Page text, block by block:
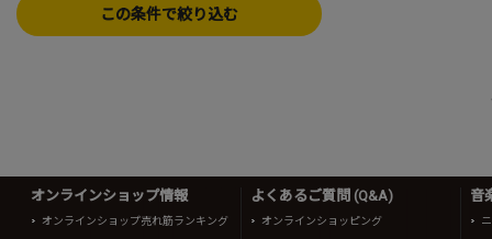
この条件で絞り込む
オンラインショップ情報
オンラインショップ売れ筋ランキング
よくあるご質問 (Q&A)
オンラインショッピング
音